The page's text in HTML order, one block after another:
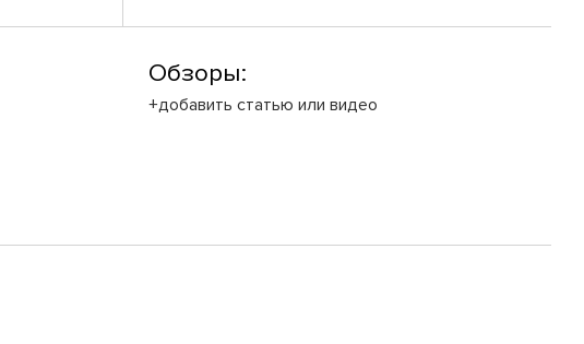
Обзоры:
+добавить статью или видео